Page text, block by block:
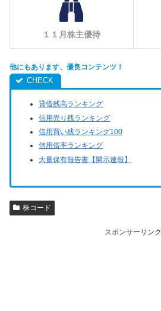
１１月株主優待
他にもあります、優良コンテンツ！
貸借残高ランキング
信用売り残ランキング
信用買い残ランキング100
信用倍率ランキング
大量保有報告書【開示速報】
株コード
スポンサーリンク